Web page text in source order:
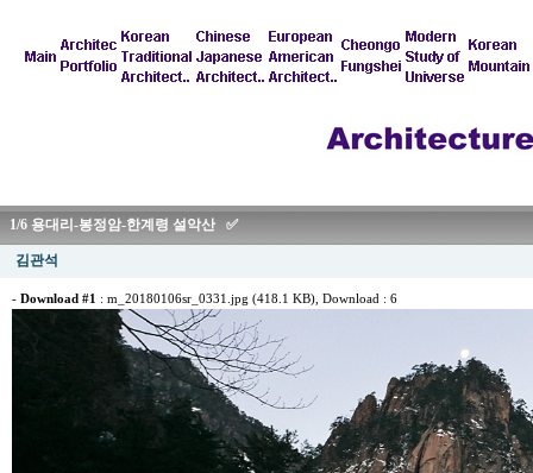
1/6 용대리-봉정암-한계령 설악산 ✅
김관석
- Download #1 : m_20180106sr_0331.jpg (418.1 KB) , Download : 6